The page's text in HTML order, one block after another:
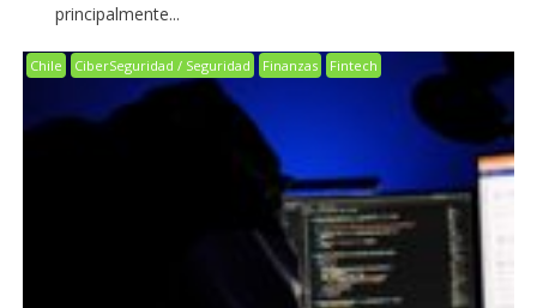
principalmente...
Chile CiberSeguridad / Seguridad Finanzas Fintech